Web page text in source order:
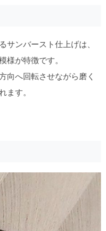
サンバースト仕上げは、
様が特徴です。
向へ回転させながら磨く
ます。